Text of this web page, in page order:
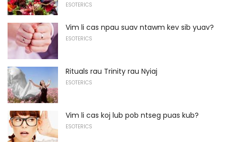
ESOTERICS
Vim li cas npau suav ntawm kev sib yuav?
ESOTERICS
Rituals rau Trinity rau Nyiaj
ESOTERICS
Vim li cas koj lub pob ntseg puas kub?
ESOTERICS